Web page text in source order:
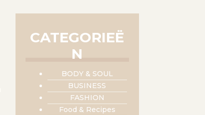
CATEGORIEË
N
BODY & SOUL
BUSINESS
FASHION
Food & Recipes